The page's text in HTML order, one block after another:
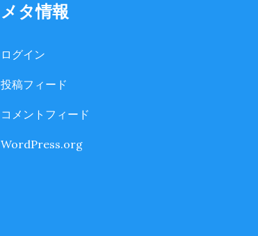
メタ情報
ログイン
投稿フィード
コメントフィード
WordPress.org